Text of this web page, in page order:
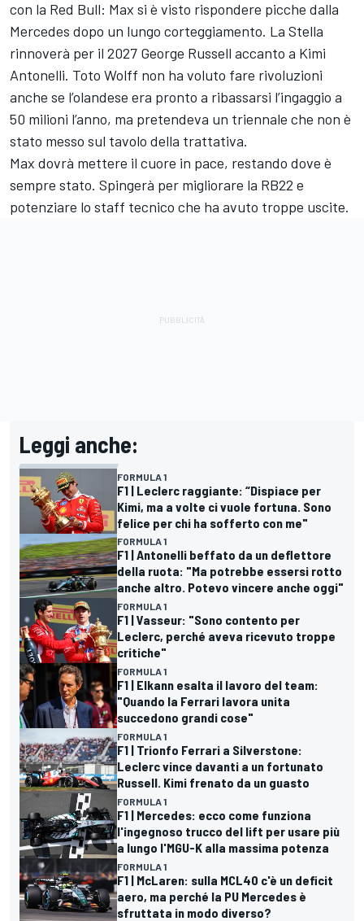
con la Red Bull: Max si è visto rispondere picche dalla
Mercedes dopo un lungo corteggiamento. La Stella
rinnoverà per il 2027 George Russell accanto a Kimi
Antonelli. Toto Wolff non ha voluto fare rivoluzioni
anche se l’olandese era pronto a ribassarsi l’ingaggio a
50 milioni l’anno, ma pretendeva un triennale che non è
stato messo sul tavolo della trattativa.
Max dovrà mettere il cuore in pace, restando dove è
sempre stato. Spingerà per migliorare la RB22 e
potenziare lo staff tecnico che ha avuto troppe uscite.
Leggi anche:
FORMULA 1
F1 | Leclerc raggiante: “Dispiace per
Kimi, ma a volte ci vuole fortuna. Sono
felice per chi ha sofferto con me"
FORMULA 1
F1 | Antonelli beffato da un deflettore
della ruota: "Ma potrebbe essersi rotto
anche altro. Potevo vincere anche oggi"
FORMULA 1
F1 | Vasseur: "Sono contento per
Leclerc, perché aveva ricevuto troppe
critiche"
FORMULA 1
F1 | Elkann esalta il lavoro del team:
"Quando la Ferrari lavora unita
succedono grandi cose"
FORMULA 1
F1 | Trionfo Ferrari a Silverstone:
Leclerc vince davanti a un fortunato
Russell. Kimi frenato da un guasto
FORMULA 1
F1 | Mercedes: ecco come funziona
l'ingegnoso trucco del lift per usare più
a lungo l'MGU-K alla massima potenza
FORMULA 1
F1 | McLaren: sulla MCL40 c'è un deficit
aero, ma perché la PU Mercedes è
sfruttata in modo diverso?